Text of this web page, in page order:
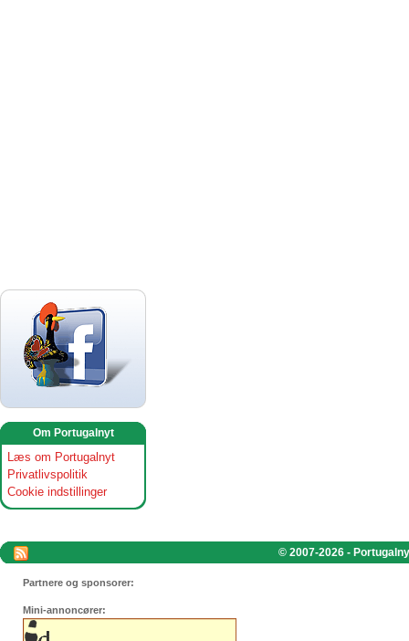
Om Portugalnyt
Læs om Portugalnyt
Privatlivspolitik
Cookie indstillinger
© 2007-2026 -
Partnere og sponsorer:
Mini-annoncører: